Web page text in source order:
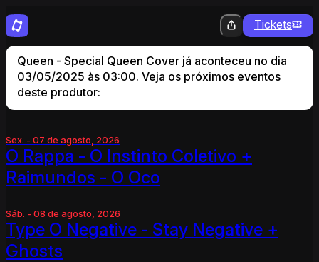
Tickets
Queen - Special Queen Cover já aconteceu no dia
03/05/2025 às 03:00. Veja os próximos eventos
deste produtor:
Sex. - 07 de agosto, 2026
O Rappa - O Instinto Coletivo +
Raimundos - O Oco
Sáb. - 08 de agosto, 2026
Type O Negative - Stay Negative +
Ghosts